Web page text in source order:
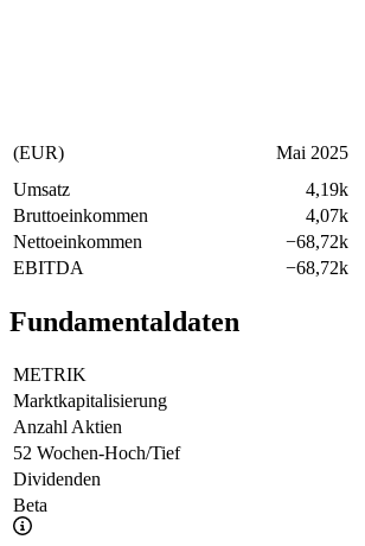
(EUR) Mai 2025
Umsatz
4,19k
Bruttoeinkommen
4,07k
Nettoeinkommen
−68,72k
EBITDA
−68,72k
Fundamentaldaten
METRIK
Marktkapitalisierung
Anzahl Aktien
52 Wochen-Hoch/Tief
Dividenden
Beta